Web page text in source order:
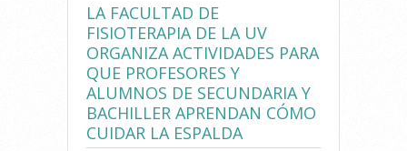
PROMOCIONAR LA VIDA
SALUDABLE
LA FACULTAD DE
FISIOTERAPIA DE LA UV
ORGANIZA ACTIVIDADES PARA
QUE PROFESORES Y
ALUMNOS DE SECUNDARIA Y
BACHILLER APRENDAN CÓMO
CUIDAR LA ESPALDA